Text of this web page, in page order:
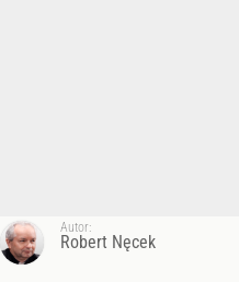
Autor:
Robert Nęcek